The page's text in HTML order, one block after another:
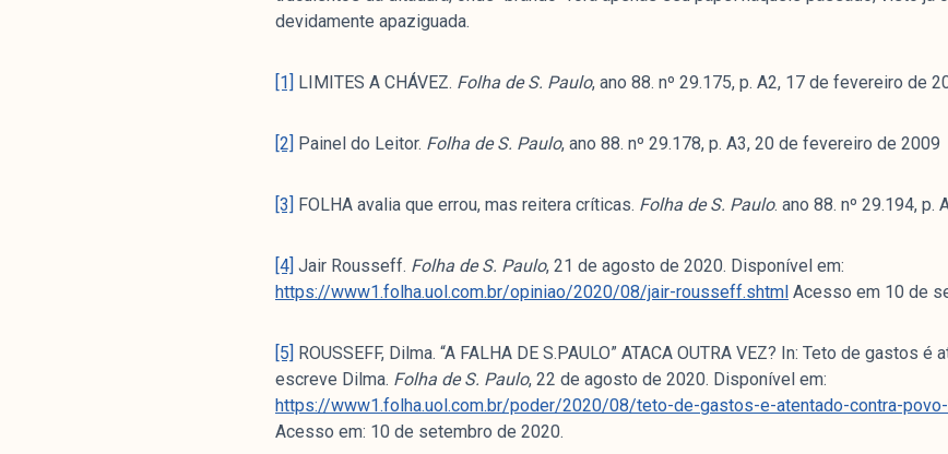
Universidade do Estado do Rio de Janeiro (UERJ). O Manchetômetro não tem filiação
devidamente apaziguada.
[1] LIMITES A CHÁVEZ. Folha de S. Paulo, ano 88. nº 29.175, p. A2, 17 de fevereiro de
[2] Painel do Leitor. Folha de S. Paulo, ano 88. nº 29.178, p. A3, 20 de fevereiro de 2009
[3] FOLHA avalia que errou, mas reitera críticas. Folha de S. Paulo. ano 88. nº 29.194, p.
[4] Jair Rousseff. Folha de S. Paulo, 21 de agosto de 2020. Disponível em:
https://www1.folha.uol.com.br/opiniao/2020/08/jair-rousseff.shtml Acesso em 10 de
[5] ROUSSEFF, Dilma. “A FALHA DE S.PAULO” ATACA OUTRA VEZ? In: Teto de gastos
escreve Dilma. Folha de S. Paulo, 22 de agosto de 2020. Disponível em:
https://www1.folha.uol.com.br/poder/2020/08/teto-de-gastos-e-atentado-contra-
Acesso em: 10 de setembro de 2020.